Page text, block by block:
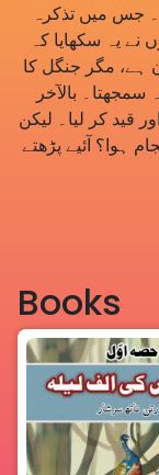
جس میں تذکرہ
یہ سکھایا کہ
مگر جنگل کا
بالآخر
قید کر لیا۔ لیکن
ہوا؟ آئیے پڑھتے
Books